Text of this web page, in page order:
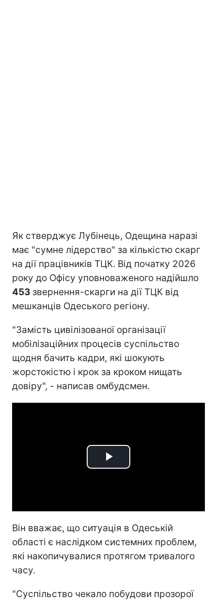
Як стверджує Лубінець, Одещина наразі
має "сумне лідерство" за кількістю скарг
на дії працівників ТЦК. Від початку 2026
року до Офісу уповноваженого надійшло
453 звернення-скарги на дії ТЦК від
мешканців Одеського регіону.
"Замість цивілізованої організації
мобілізаційних процесів суспільство
щодня бачить кадри, які шокують
жорстокістю і крок за кроком нищать
довіру", - написав омбудсмен.
Play
Він вважає, що ситуація в Одеській
області є наслідком системних проблем,
які накопичувалися протягом тривалого
часу.
"Суспільство чекало побудови прозорої